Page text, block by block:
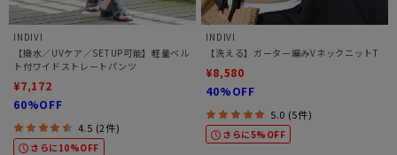
INDIVI
【撥水／UVケア／SETUP可能】軽量ベル
ト付ワイドストレートパンツ
¥7,172
60%OFF
4.5 (2件)
さらに10%OFF
INDIVI
【洗える】ガーター編みVネックニットT
¥8,580
40%OFF
5.0 (5件)
さらに5%OFF